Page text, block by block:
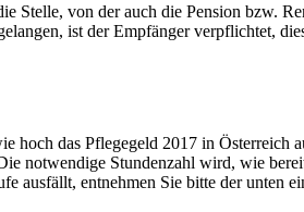
von der auch die Pension bzw.
ist der Empfänger verpflichtet,
das Pflegegeld 2017 in Österreich
notwendige Stundenzahl wird, wie
ausfällt, entnehmen Sie bitte der unten